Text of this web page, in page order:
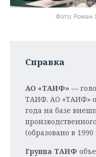
Фото: Роман
Справка
АО «ТАИФ» —
ТАИФ. АО «ТАИФ»
года на базе
(образовано в 1990
Группа ТАИФ